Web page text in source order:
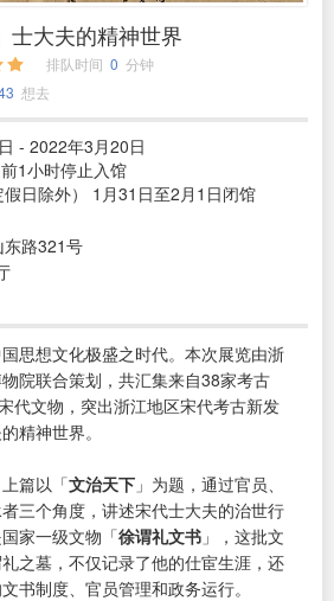
士大夫的精神世界
排队时间 0 分钟
想去
- 2022年3月20日
1小时停止入馆
假日除外） 1月31日至2月1日闭馆
路321号
思想文化极盛之时代。本次展览由浙
院联合策划，共汇集来自38家考古
代文物，突出浙江地区宋代考古新发
精神世界。
篇以「文治天下 」为题，通过官员、
三个角度，讲述宋代士大夫的治世行
家一级文物「徐谓礼文书 」，这批文
之墓，不仅记录了他的仕宦生涯，还
书制度、官员管理和政务运行。